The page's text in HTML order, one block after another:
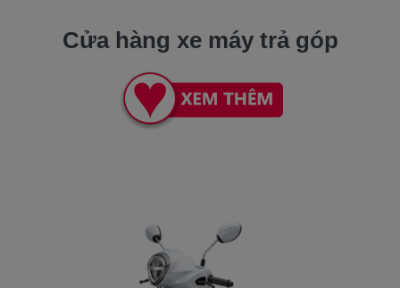
Cửa hàng xe máy trả góp